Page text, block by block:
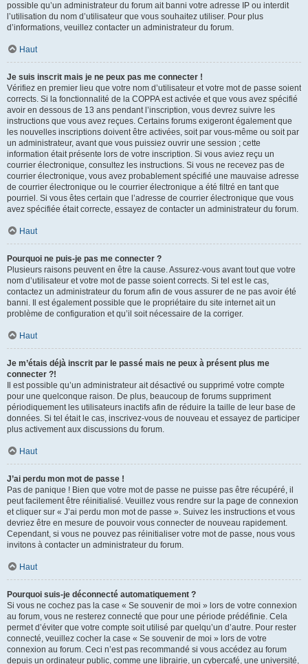
possible qu’un administrateur du forum ait banni votre adresse IP ou interdit
l’utilisation du nom d’utilisateur que vous souhaitez utiliser. Pour plus
d’informations, veuillez contacter un administrateur du forum.
Haut
Je suis inscrit mais je ne peux pas me connecter !
Vérifiez en premier lieu que votre nom d’utilisateur et votre mot de passe soient
corrects. Si la fonctionnalité de la COPPA est activée et que vous avez spécifié
avoir en dessous de 13 ans pendant l’inscription, vous devrez suivre les
instructions que vous avez reçues. Certains forums exigeront également que
les nouvelles inscriptions doivent être activées, soit par vous-même ou soit par
un administrateur, avant que vous puissiez ouvrir une session ; cette
information était présente lors de votre inscription. Si vous aviez reçu un
courrier électronique, consultez les instructions. Si vous ne recevez pas de
courrier électronique, vous avez probablement spécifié une mauvaise adresse
de courrier électronique ou le courrier électronique a été filtré en tant que
pourriel. Si vous êtes certain que l’adresse de courrier électronique que vous
avez spécifiée était correcte, essayez de contacter un administrateur du forum.
Haut
Pourquoi ne puis-je pas me connecter ?
Plusieurs raisons peuvent en être la cause. Assurez-vous avant tout que votre
nom d’utilisateur et votre mot de passe soient corrects. Si tel est le cas,
contactez un administrateur du forum afin de vous assurer de ne pas avoir été
banni. Il est également possible que le propriétaire du site internet ait un
problème de configuration et qu’il soit nécessaire de la corriger.
Haut
Je m’étais déjà inscrit par le passé mais ne peux à présent plus me
connecter ?!
Il est possible qu’un administrateur ait désactivé ou supprimé votre compte
pour une quelconque raison. De plus, beaucoup de forums suppriment
périodiquement les utilisateurs inactifs afin de réduire la taille de leur base de
données. Si tel était le cas, inscrivez-vous de nouveau et essayez de participer
plus activement aux discussions du forum.
Haut
J’ai perdu mon mot de passe !
Pas de panique ! Bien que votre mot de passe ne puisse pas être récupéré, il
peut facilement être réinitialisé. Veuillez vous rendre sur la page de connexion
et cliquer sur « J’ai perdu mon mot de passe ». Suivez les instructions et vous
devriez être en mesure de pouvoir vous connecter de nouveau rapidement.
Cependant, si vous ne pouvez pas réinitialiser votre mot de passe, nous vous
invitons à contacter un administrateur du forum.
Haut
Pourquoi suis-je déconnecté automatiquement ?
Si vous ne cochez pas la case « Se souvenir de moi » lors de votre connexion
au forum, vous ne resterez connecté que pour une période prédéfinie. Cela
permet d’éviter que votre compte soit utilisé par quelqu’un d’autre. Pour rester
connecté, veuillez cocher la case « Se souvenir de moi » lors de votre
connexion au forum. Ceci n’est pas recommandé si vous accédez au forum
depuis un ordinateur public, comme une librairie, un cybercafé, une université,